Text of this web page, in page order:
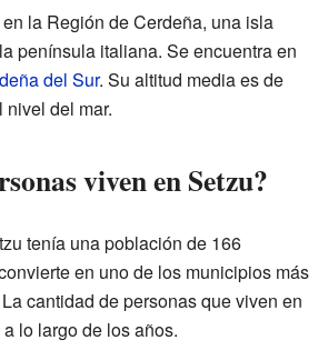
la Región de Cerdeña, una isla
península italiana. Se encuentra en
del Sur. Su altitud media es de
nivel del mar.
viven en Setzu?
tenía una población de 166
en uno de los municipios más
cantidad de personas que viven en
lo largo de los años.